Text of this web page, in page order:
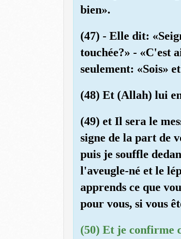
bien».
(47) - Elle dit:
touchée?» - «C'est
seulement: «Sois»
(48) Et (Allah) lui
(49) et Il sera le
signe de la part de
puis je souffle
l'aveugle-né et le
apprends ce que
pour vous, si vous
(50) Et je confirme